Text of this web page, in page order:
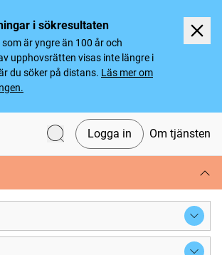
i sökresultaten
är yngre än 100 år och
upphovsrätten visas inte längre i
du söker på distans. Läs mer om
Logga in Om tjänsten